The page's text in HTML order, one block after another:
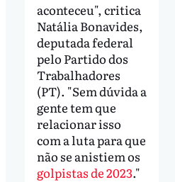
aconteceu", critica
Natália Bonavides,
deputada federal
pelo Partido dos
Trabalhadores
(PT). "Sem dúvida a
gente tem que
relacionar isso
com a luta para que
não se anistiem os
golpistas de 2023."